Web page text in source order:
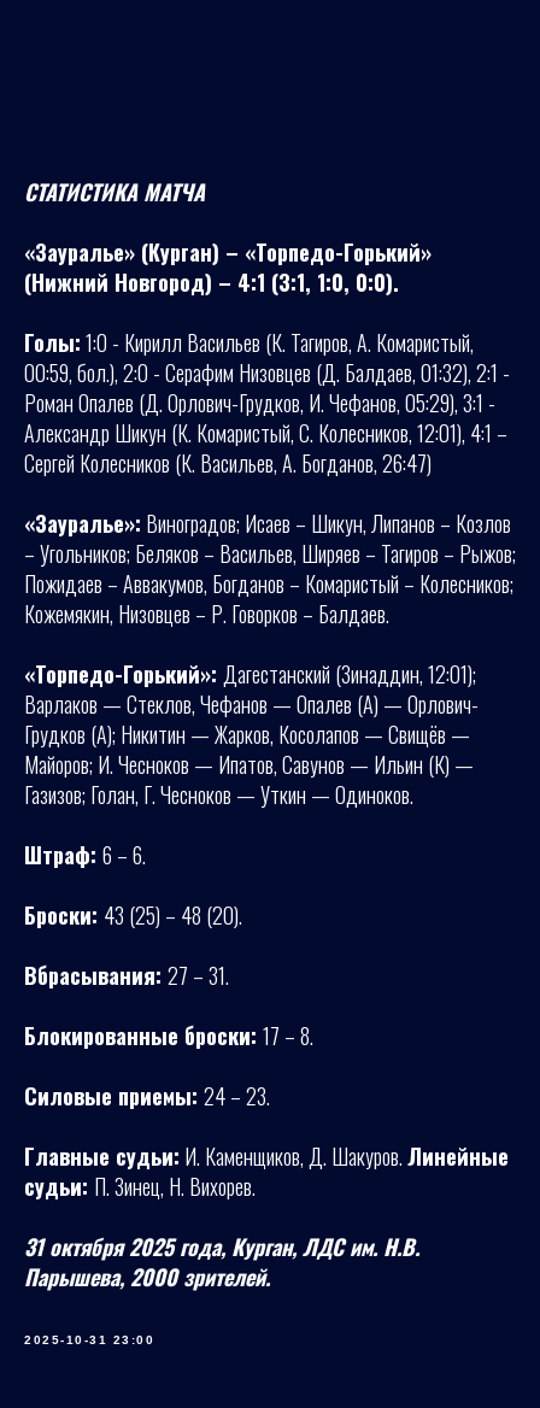
СТАТИСТИКА МАТЧА
«Зауралье» (Курган) – «Торпедо-Горький»
(Нижний Новгород) – 4:1 (3:1, 1:0, 0:0).
Голы:1:0 - Кирилл Васильев (К. Тагиров, А. Комаристый,
00:59, бол.), 2:0 - Серафим Низовцев (Д. Балдаев, 01:32), 2:1 -
Роман Опалев (Д. Орлович-Грудков, И. Чефанов, 05:29), 3:1 -
Александр Шикун (К. Комаристый, С. Колесников, 12:01), 4:1 –
Сергей Колесников (К. Васильев, А. Богданов, 26:47)
«Зауралье»: Виноградов; Исаев – Шикун, Липанов – Козлов
– Угольников; Беляков – Васильев, Ширяев – Тагиров – Рыжов;
Пожидаев – Аввакумов, Богданов – Комаристый – Колесников;
Кожемякин, Низовцев – Р. Говорков – Балдаев.
«Торпедо-Горький»: Дагестанский (Зинаддин, 12:01);
Варлаков — Стеклов, Чефанов — Опалев (А) — Орлович-
Грудков (А); Никитин — Жарков, Косолапов — Свищёв —
Майоров; И. Чесноков — Ипатов, Савунов — Ильин (К) —
Газизов; Голан, Г. Чесноков — Уткин — Одиноков.
Штраф: 6 – 6.
Броски: 43 (25) – 48 (20).
Вбрасывания: 27 – 31.
Блокированные броски: 17 – 8.
Силовые приемы: 24 – 23.
Главные судьи: И. Каменщиков, Д. Шакуров.Линейные
судьи: П. Зинец, Н. Вихорев.
31 октября 2025 года, Курган, ЛДС им. Н.В.
Парышева, 2000 зрителей.
2025-10-31 23:00